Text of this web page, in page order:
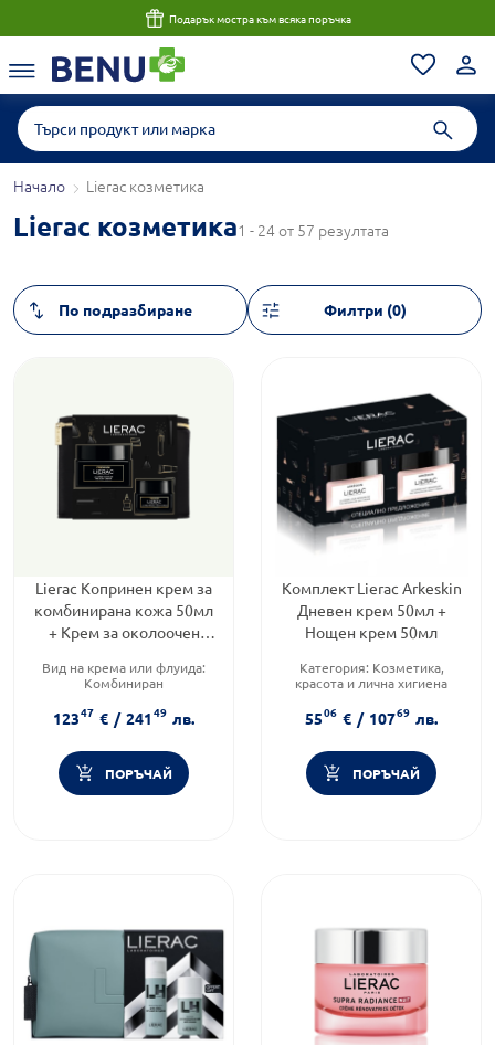
Подарък мостра към всяка поръчка
Начало Lierac козметика
Lierac козметика1 - 24 от 57 резултата
Филтри (0)
Lierac Копринен крем за
комбинирана кожа 50мл
+ Крем за околоочен
Вид на крема или флуида:
Комбиниран
Дермокозметика
Функционалност:Антиейдж
12347 € / 24149 лв.
ПОРЪЧАЙ
Комплект Lierac Arkeskin
Дневен крем 50мл +
Нощен крем 50мл
Категория: Козметика,
красота и лична хигиена
Форма на продукта:
комплект
5506 € / 10769 лв.
ПОРЪЧАЙ